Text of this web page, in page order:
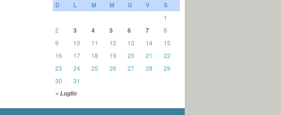
D
L M M G V S
« Luglio
1
2
3 4 5 6 7
8
9
10 11 12 13 14
15
16
17 18 19 20 21
22
23
24 25 26 27 28
29
30
31